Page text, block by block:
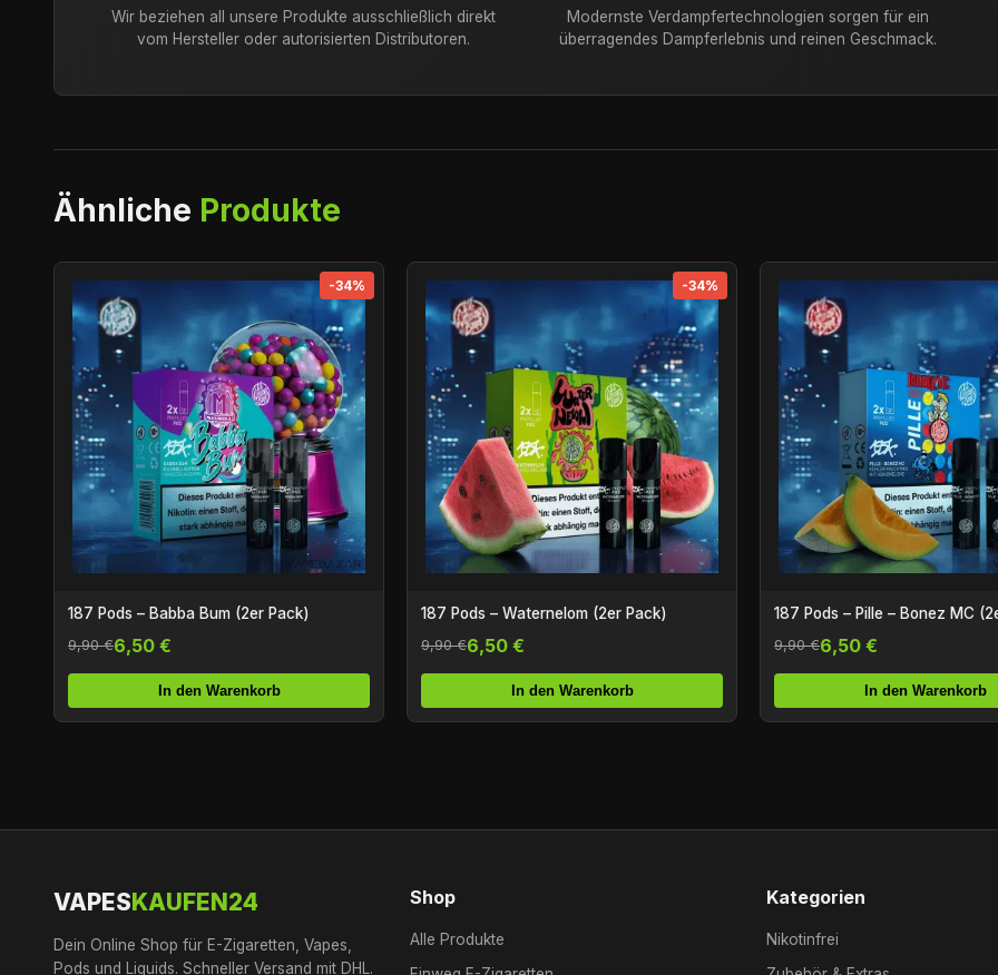
Wir beziehen all unsere Produkte ausschließlich direkt
vom Hersteller oder autorisierten Distributoren.
Modernste Verdampfertechnologien sorgen für ein
überragendes Dampferlebnis und reinen Geschmack.
Ähnliche Produkte
-34%
187 Pods – Babba Bum (2er Pack)
9,90 €6,50 €
In den Warenkorb
-34%
187 Pods – Waternelom (2er Pack)
9,90 €6,50 €
In den Warenkorb
187 Pods – Pille – Bonez MC
9,90 €6,50 €
In den Warenkorb
VAPESKAUFEN24
Dein Online Shop für E-Zigaretten, Vapes,
Pods und Liquids. Schneller Versand mit DHL.
Shop
Alle Produkte
Kategorien
Nikotinfrei